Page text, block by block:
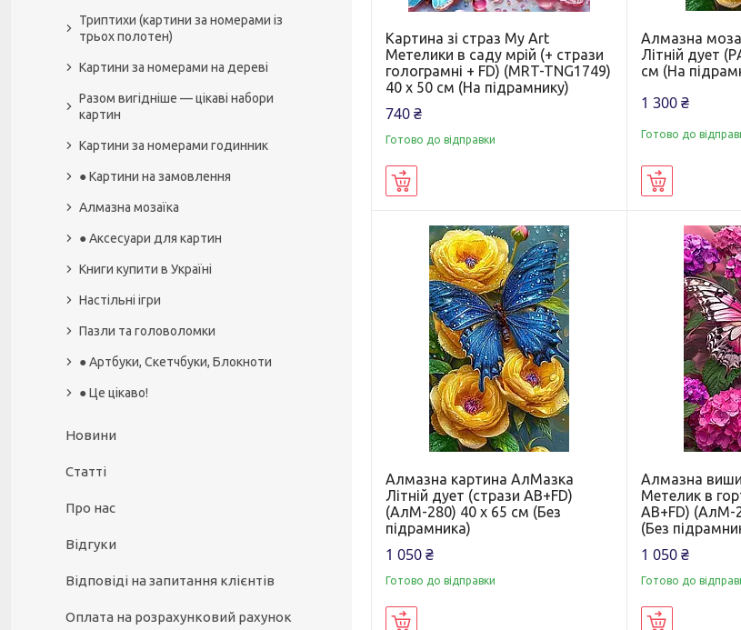
Картина зі страз My Art
Метелики в саду мрій (+ стрази
голограмні + FD) (MRT-TNG1749)
40 х 50 см (На підрамнику)
740 ₴
Готово до відправки
Алмазна
Літній дует
см (На
1 300 ₴
Готово до
Алмазна картина АлМазка
Літній дует (стрази AB+FD)
(АлМ-280) 40 х 65 см (Без
підрамника)
1 050 ₴
Готово до відправки
Алмазна
Метелик в
AB+FD) (АлМ-
(Без
1 050 ₴
Готово до
Триптихи (картини за номерами із
трьох полотен)
Картини за номерами на дереві
Разом вигідніше — цікаві набори
картин
Картини за номерами годинник
● Картини на замовлення
Алмазна мозаїка
● Аксесуари для картин
Книги купити в Україні
Настільні ігри
Пазли та головоломки
● Артбуки, Скетчбуки, Блокноти
● Це цікаво!
Новини
Статті
Про нас
Відгуки
Відповіді на запитання клієнтів
Оплата на розрахунковий рахунок